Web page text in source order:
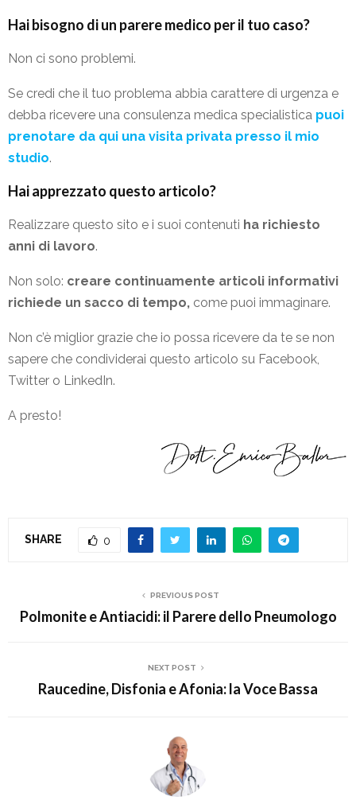
Hai bisogno di un parere medico per il tuo caso?
Non ci sono problemi.
Se credi che il tuo problema abbia carattere di urgenza e
debba ricevere una consulenza medica specialistica puoi
prenotare da qui una visita privata presso il mio
studio.
Hai apprezzato questo articolo?
Realizzare questo sito e i suoi contenuti ha richiesto
anni di lavoro.
Non solo: creare continuamente articoli informativi
richiede un sacco di tempo, come puoi immaginare.
Non c’è miglior grazie che io possa ricevere da te se non
sapere che condividerai questo articolo su Facebook,
Twitter o LinkedIn.
A presto!
SHARE 0
PREVIOUS POST
Polmonite e Antiacidi: il Parere dello Pneumologo
NEXT POST
Raucedine, Disfonia e Afonia: la Voce Bassa